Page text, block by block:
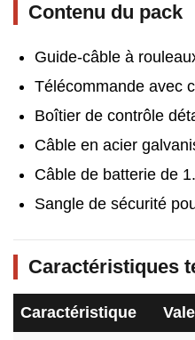
Contenu du pack
Guide-câble à
Télécommande avec
Boîtier de contrôle
Câble en acier
Câble de batterie de
Sangle de sécurité
Caractéristiques
Caractéristique